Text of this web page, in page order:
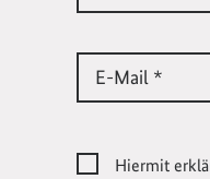
E-Mail *
Hiermit